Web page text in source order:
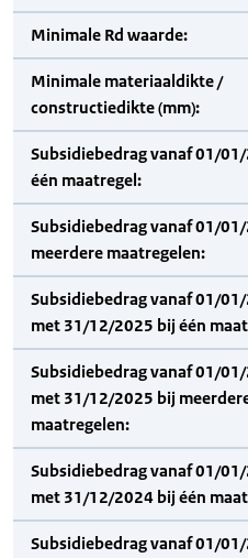
Minimale Rd waarde:
Minimale materiaaldikte /
constructiedikte (mm):
Subsidiebedrag vanaf 01/
één maatregel:
Subsidiebedrag vanaf 01/
meerdere maatregelen:
Subsidiebedrag vanaf 01/
met 31/12/2025 bij één
Subsidiebedrag vanaf 01/
met 31/12/2025 bij
maatregelen:
Subsidiebedrag vanaf 01/
met 31/12/2024 bij één
Subsidiebedrag vanaf 01/